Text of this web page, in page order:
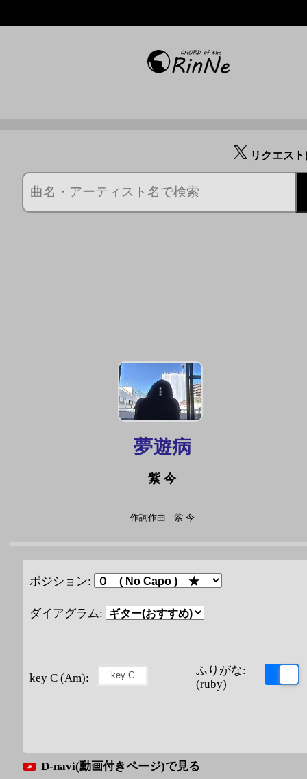
リクエス
夢遊病
紫 今
作詞作曲 : 紫 今
ポジション:
ダイアグラム:
key C (Am):
ふりがな:
(ruby)
D-navi(動画付きページ)で見る